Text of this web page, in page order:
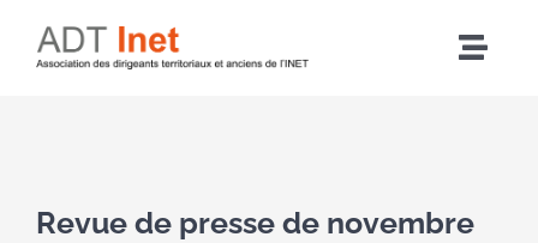
l'image
Revue de presse de novembre